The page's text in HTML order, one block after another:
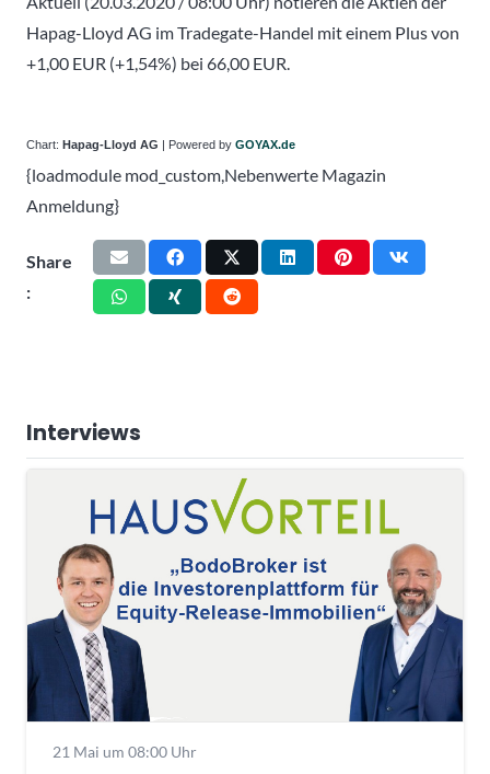
Hapag-Lloyd AG im Tradegate-Handel mit einem Plus von
+1,00 EUR (+1,54%) bei 66,00 EUR.
Chart: Hapag-Lloyd AG | Powered by GOYAX.de
{loadmodule mod_custom,Nebenwerte Magazin
Anmeldung}
Share
:
Interviews
21 Mai um 08:00 Uhr